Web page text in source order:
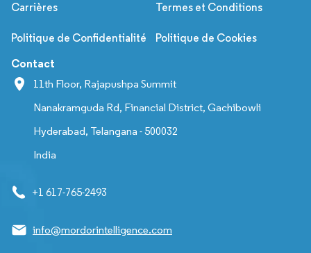
Carrières Termes et Conditions
Politique de Confidentialité Politique de Cookies
Contact
11th Floor, Rajapushpa Summit
Nanakramguda Rd, Financial District, Gachibowli
Hyderabad, Telangana - 500032
India
+1 617-765-2493
info@mordorintelligence.com